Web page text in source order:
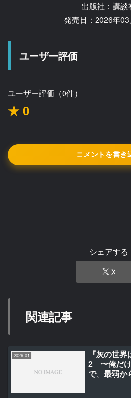
出版社：講談
発売日：2026年03
ユーザー評価
ユーザー評価（0件）
★ 0
コメントを書き
シェアする
X
関連記事
2026-01
『灰の世
2 〜俺だけ
で、最弱か